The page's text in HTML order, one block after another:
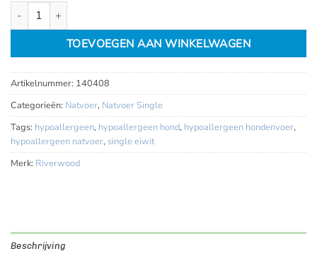
Riverwood Hert mono proteïne 400 gr aantal
TOEVOEGEN AAN WINKELWAGEN
Artikelnummer: 140408
Categorieën: Natvoer, Natvoer Single
Tags: hypoallergeen, hypoallergeen hond, hypoallergeen hondenvoer,
hypoallergeen natvoer, single eiwit
Merk: Riverwood
Beschrijving